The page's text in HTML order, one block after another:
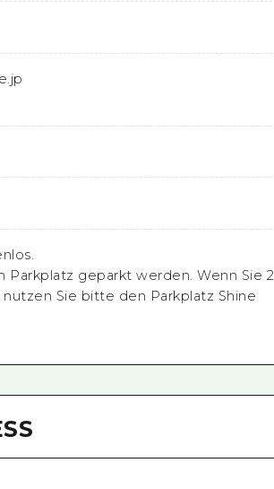
Parkplatz geparkt werden. Wenn Sie 2
Sie bitte den Parkplatz Shine